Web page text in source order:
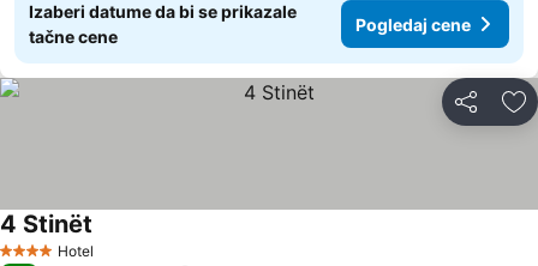
Izaberi datume da bi se prikazale
tačne cene
Pogledaj cene
Deli
4 ZvezdiceHotel
4 Stinët